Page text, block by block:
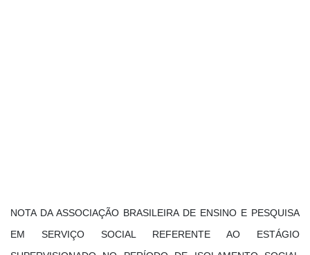
NOTA DA ASSOCIAÇÃO BRASILEIRA DE ENSINO E PESQUISA
EM SERVIÇO SOCIAL REFERENTE AO ESTÁGIO